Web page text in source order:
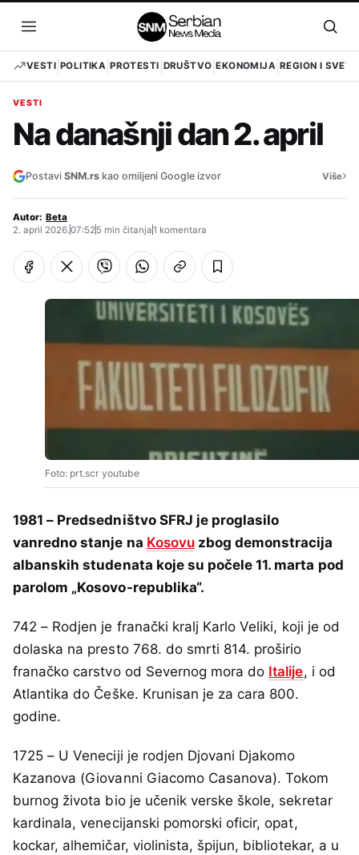
sadržaj
Otvori
meni
VESTI POLITIKA PROTESTI DRUŠTVO EKONOMIJA REGION I SVET
VESTI
Na današnji dan 2. april
Postavi SNM.rs kao omiljeni Google izvor Više›
Autor: Beta
2. april 2026.07:52 5 min čitanja1 komentara
Foto: prt.scr youtube
1981 – Predsedništvo SFRJ je proglasilo
vanredno stanje na Kosovuzbog demonstracija
albanskih studenata koje su počele 11. marta pod
parolom „Kosovo-republika“.
742 – Rodjen je franački kralj Karlo Veliki, koji je od
dolaska na presto 768. do smrti 814. proširio
franačko carstvo od Severnog mora do Italije, i od
Atlantika do Češke. Krunisan je za cara 800.
godine.
1725 – U Veneciji je rodjen Djovani Djakomo
Kazanova (Giovanni Giacomo Casanova). Tokom
burnog života bio je učenik verske škole, sekretar
kardinala, venecijanski pomorski oficir, opat,
kockar, alhemičar, violinista, špijun, bibliotekar, a u